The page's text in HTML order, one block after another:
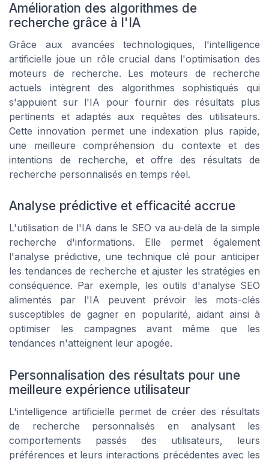
Amélioration des algorithmes de
recherche grâce à l'IA
Grâce aux avancées technologiques, l'intelligence
artificielle joue un rôle crucial dans l'optimisation des
moteurs de recherche. Les moteurs de recherche
actuels intègrent des algorithmes sophistiqués qui
s'appuient sur l'IA pour fournir des résultats plus
pertinents et adaptés aux requêtes des utilisateurs.
Cette innovation permet une indexation plus rapide,
une meilleure compréhension du contexte et des
intentions de recherche, et offre des résultats de
recherche personnalisés en temps réel.
Analyse prédictive et efficacité accrue
L'utilisation de l'IA dans le SEO va au-delà de la simple
recherche d'informations. Elle permet également
l'analyse prédictive, une technique clé pour anticiper
les tendances de recherche et ajuster les stratégies en
conséquence. Par exemple, les outils d'analyse SEO
alimentés par l'IA peuvent prévoir les mots-clés
susceptibles de gagner en popularité, aidant ainsi à
optimiser les campagnes avant même que les
tendances n'atteignent leur apogée.
Personnalisation des résultats pour une
meilleure expérience utilisateur
L'intelligence artificielle permet de créer des résultats
de recherche personnalisés en analysant les
comportements passés des utilisateurs, leurs
préférences et leurs interactions précédentes avec les